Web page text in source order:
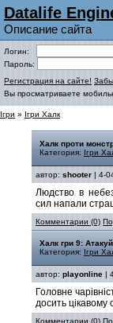
Datalife
Описание сайта
Логин:
Пароль:
Регистрация на сайте!
Вы просматриваете
Ігри » Ігри Халк
Халк проти
Категория: Ігри
автор: shooter | 4-
Людство в
сил напали
Комментарии (0)
Халк гри 9:
Категория: Ігри
автор: playonline |
Головне
досить цікавому
Комментарии (0)